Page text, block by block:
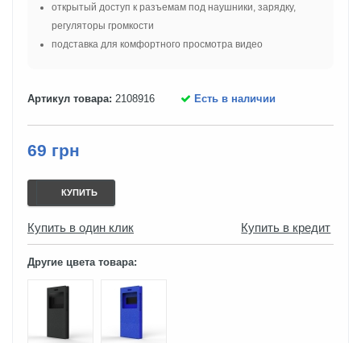
открытый доступ к разъемам под наушники, зарядку,
регуляторы громкости
подставка для комфортного просмотра видео
Артикул товара: 2108916 Есть в наличии
69 грн
КУПИТЬ
Купить в один клик Купить в кредит
Другие цвета товара: